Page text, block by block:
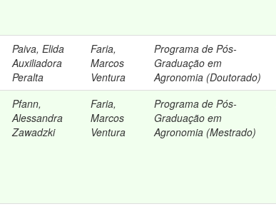
Paiva, Elida
Auxiliadora
Peralta
Faria,
Marcos
Ventura
Programa de Pós-
Graduação em
Agronomia (Doutorado)
Pfann,
Alessandra
Zawadzki
Faria,
Marcos
Ventura
Programa de Pós-
Graduação em
Agronomia (Mestrado)